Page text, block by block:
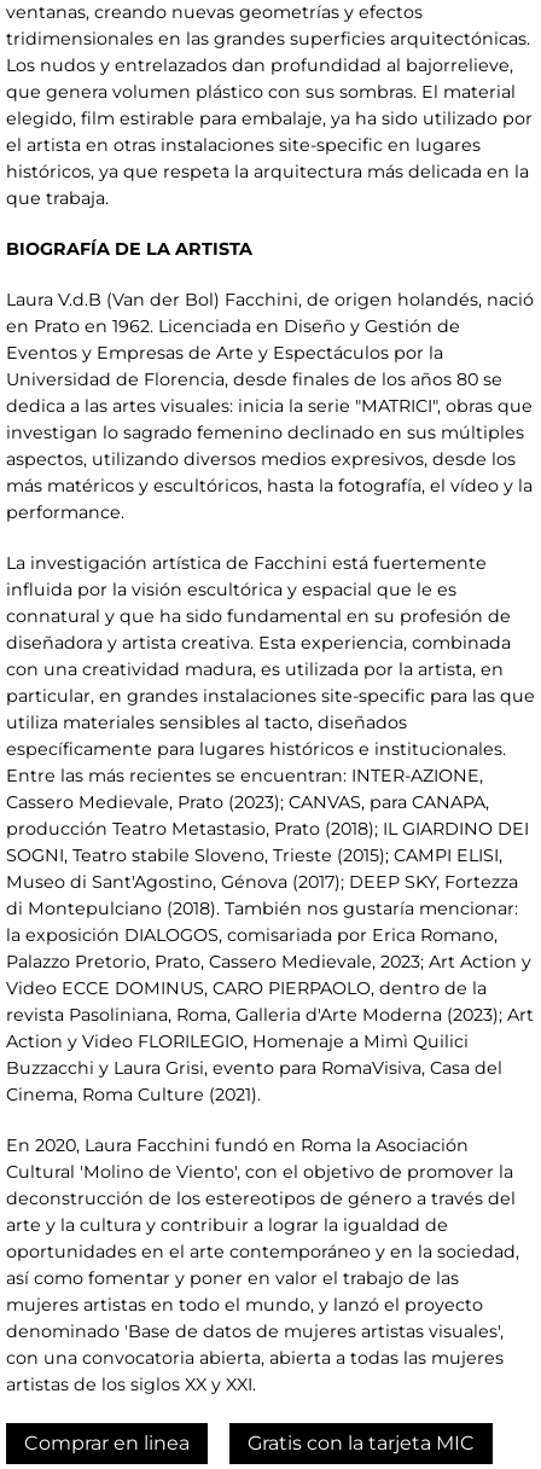
ventanas, creando nuevas geometrías y efectos
tridimensionales en las grandes superficies arquitectónicas.
Los nudos y entrelazados dan profundidad al bajorrelieve,
que genera volumen plástico con sus sombras. El material
elegido, film estirable para embalaje, ya ha sido utilizado por
el artista en otras instalaciones site-specific en lugares
históricos, ya que respeta la arquitectura más delicada en la
que trabaja.
BIOGRAFÍA DE LA ARTISTA
Laura V.d.B (Van der Bol) Facchini, de origen holandés, nació
en Prato en 1962. Licenciada en Diseño y Gestión de
Eventos y Empresas de Arte y Espectáculos por la
Universidad de Florencia, desde finales de los años 80 se
dedica a las artes visuales: inicia la serie "MATRICI", obras que
investigan lo sagrado femenino declinado en sus múltiples
aspectos, utilizando diversos medios expresivos, desde los
más matéricos y escultóricos, hasta la fotografía, el vídeo y la
performance.
La investigación artística de Facchini está fuertemente
influida por la visión escultórica y espacial que le es
connatural y que ha sido fundamental en su profesión de
diseñadora y artista creativa. Esta experiencia, combinada
con una creatividad madura, es utilizada por la artista, en
particular, en grandes instalaciones site-specific para las que
utiliza materiales sensibles al tacto, diseñados
específicamente para lugares históricos e institucionales.
Entre las más recientes se encuentran: INTER-AZIONE,
Cassero Medievale, Prato (2023); CANVAS, para CANAPA,
producción Teatro Metastasio, Prato (2018); IL GIARDINO DEI
SOGNI, Teatro stabile Sloveno, Trieste (2015); CAMPI ELISI,
Museo di Sant'Agostino, Génova (2017); DEEP SKY, Fortezza
di Montepulciano (2018). También nos gustaría mencionar:
la exposición DIALOGOS, comisariada por Erica Romano,
Palazzo Pretorio, Prato, Cassero Medievale, 2023; Art Action y
Video ECCE DOMINUS, CARO PIERPAOLO, dentro de la
revista Pasoliniana, Roma, Galleria d'Arte Moderna (2023); Art
Action y Video FLORILEGIO, Homenaje a Mimì Quilici
Buzzacchi y Laura Grisi, evento para RomaVisiva, Casa del
Cinema, Roma Culture (2021).
En 2020, Laura Facchini fundó en Roma la Asociación
Cultural 'Molino de Viento', con el objetivo de promover la
deconstrucción de los estereotipos de género a través del
arte y la cultura y contribuir a lograr la igualdad de
oportunidades en el arte contemporáneo y en la sociedad,
así como fomentar y poner en valor el trabajo de las
mujeres artistas en todo el mundo, y lanzó el proyecto
denominado 'Base de datos de mujeres artistas visuales',
con una convocatoria abierta, abierta a todas las mujeres
artistas de los siglos XX y XXI.
Comprar en linea Gratis con la tarjeta MIC